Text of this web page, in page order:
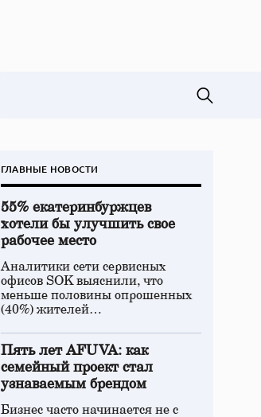
ГЛАВНЫЕ НОВОСТИ
55% екатеринбуржцев
хотели бы улучшить свое
рабочее место
Аналитики сети сервисных
офисов SOK выяснили, что
меньше половины опрошенных
(40%) жителей…
Пять лет AFUVA: как
семейный проект стал
узнаваемым брендом
Бизнес часто начинается не с